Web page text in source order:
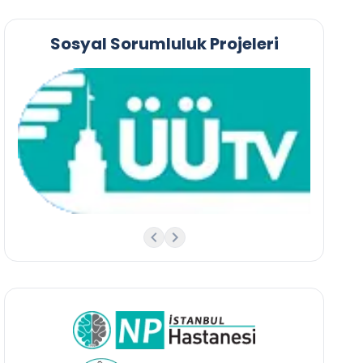
Sosyal Sorumluluk Projeleri